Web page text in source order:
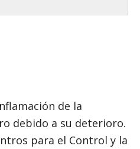
de la
debido a su deterioro.
para el Control y la